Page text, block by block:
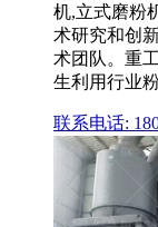
机,立式磨粉
术研究和创
术团队。重
生利用行业
联系电话: